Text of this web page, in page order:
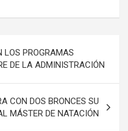
LOS PROGRAMAS
DE LA ADMINISTRACIÓN
CON DOS BRONCES SU
MÁSTER DE NATACIÓN